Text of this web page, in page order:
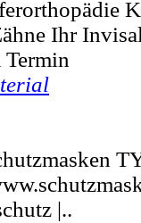
Ihr
Termin
|..